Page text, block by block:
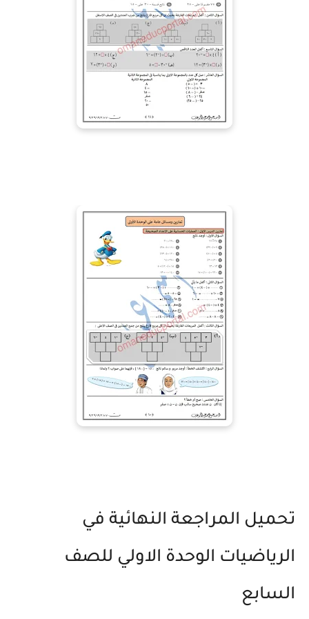
تحميل المراجعة النهائية في
الرياضيات الوحدة الاولي للصف
السابع